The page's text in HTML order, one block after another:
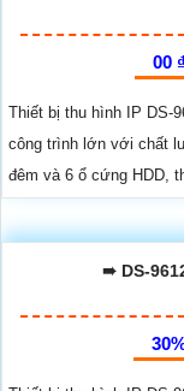
00 ₫
Thiết bị thu hình IP DS-
công trình lớn với chất
đêm và 6 ổ cứng HDD,
➠ DS-